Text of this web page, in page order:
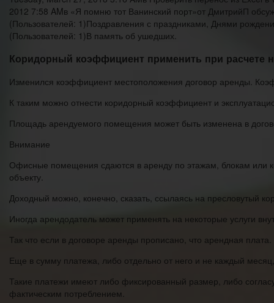
2012 7:58 AMв «Я помню тот Ванинский порт»от ДмитрийП
(Пользователей: 1)Поздравления с праздниками, Днями
(Пользователей: 1)В память об ушедших.
Коридорный коэффициент применить при расчете
Изменился коэффициент местоположения договор аренды.
К таким можно отнести коридорный коэффициент и
Площадь арендуемого помещения может быть изменена в
Внимание
Офисные помещения сдаются в аренду по этажам, блокам или
объекту.
Доходный можно, конечно, сказать, ссылаясь на пресловутый
Иногда арендодатель может применять на некоторые услуги
Так что если в договоре аренды прописано, что арендная плата.
Еще в сумму платежа, либо отдельно от него и не каждый
Такие платежи имеют либо фиксированный размер, либо
фактическим потреблением.